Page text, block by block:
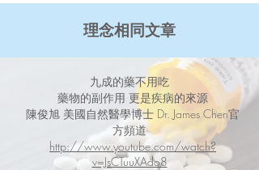
理念相同文章
九成的藥不用吃
藥物的副作用 更是疾病的來源
陳俊旭 美國自然醫學博士 Dr. James Chen官
方頻道
http://www.youtube.com/watch?
v=JsCTuuXAdo8